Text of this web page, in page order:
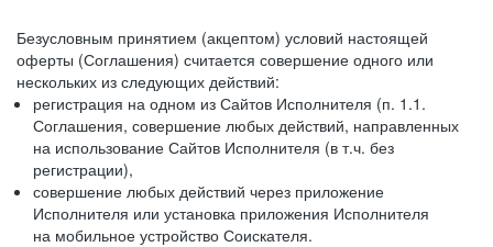
Безусловным принятием (акцептом) условий настоящей
оферты (Соглашения) считается совершение одного или
нескольких из следующих действий:
регистрация на одном из Сайтов Исполнителя (п. 1.1.
Соглашения, совершение любых действий, направленных
на использование Сайтов Исполнителя (в т.ч. без
регистрации),
совершение любых действий через приложение
Исполнителя или установка приложения Исполнителя
на мобильное устройство Соискателя.